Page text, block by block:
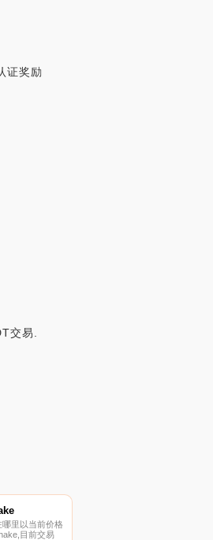
证奖励
交易.
里以当前价格
目前交易